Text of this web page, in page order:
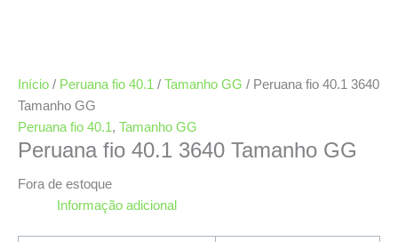
Início / Peruana fio 40.1 / Tamanho GG / Peruana fio 40.1 3640
Tamanho GG
Peruana fio 40.1 , Tamanho GG
Peruana fio 40.1 3640 Tamanho GG
Fora de estoque
Informação adicional